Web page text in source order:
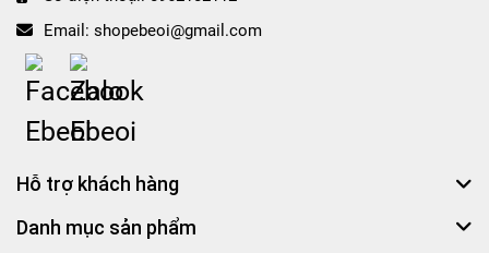
Email: shopebeoi@gmail.com
Hỗ trợ khách hàng
Danh mục sản phẩm